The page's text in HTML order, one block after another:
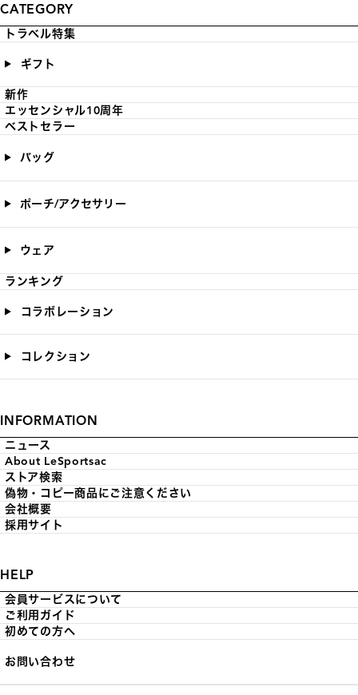
CATEGORY
トラベル特集
ギフト
新作
エッセンシャル10周年
ベストセラー
バッグ
ポーチ/アクセサリー
ウェア
ランキング
コラボレーション
コレクション
INFORMATION
ニュース
About LeSportsac
ストア検索
偽物・コピー商品にご注意ください
会社概要
採用サイト
HELP
会員サービスについて
ご利用ガイド
初めての方へ
お問い合わせ